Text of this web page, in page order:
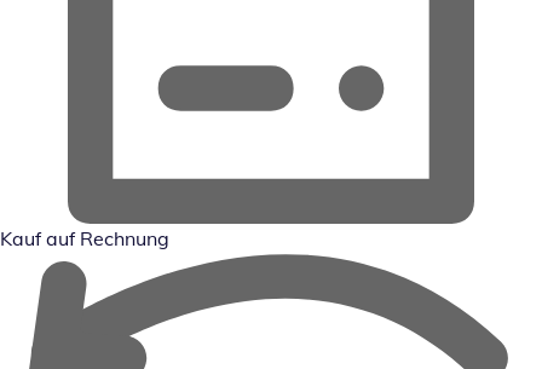
Kauf auf Rechnung